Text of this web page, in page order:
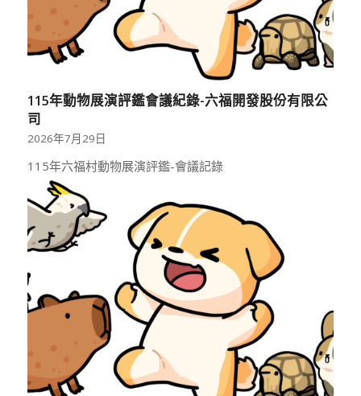
115年動物展演評鑑會議紀錄-六福開發股份有限公
司
2026年7月29日
115年六福村動物展演評鑑-會議記錄